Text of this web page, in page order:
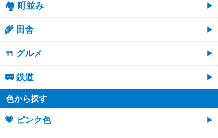
🏘 町並み
🌾 田舎
🍴 グルメ
🚃 鉄道
色から探す
💗 ピンク色